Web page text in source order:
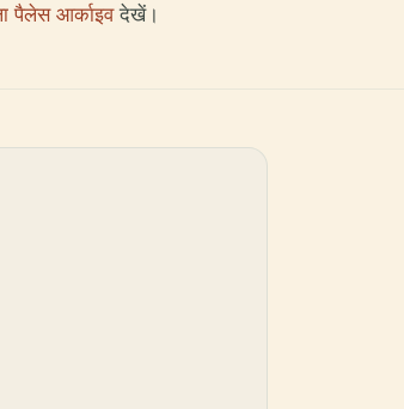
पैलेस आर्काइवदेखें।